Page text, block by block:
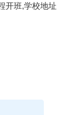
开班,学校地址